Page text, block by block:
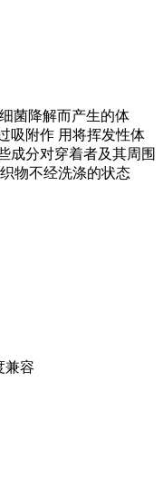
菌降解而产生的体
吸附作 用将挥发性体
成分对穿着者及其周围
物不经洗涤的状态
兼容